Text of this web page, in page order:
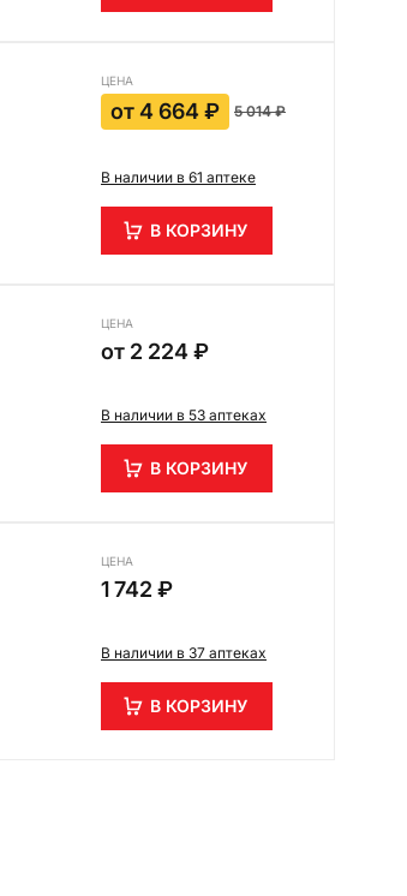
ЦЕНА
от4 664 ₽ 5 014 ₽
В наличии в 61 аптеке
В КОРЗИНУ
ЦЕНА
от 2 224 ₽
В наличии в 53 аптеках
В КОРЗИНУ
ЦЕНА
1 742 ₽
В наличии в 37 аптеках
В КОРЗИНУ